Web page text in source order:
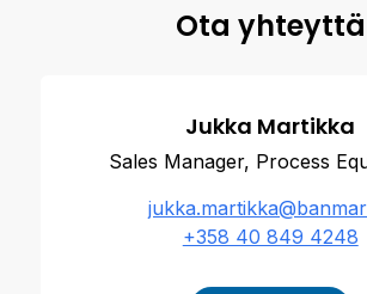
Ota yhteyttä
Jukka Martikka
Sales Manager, Process
+358 40 849 4248